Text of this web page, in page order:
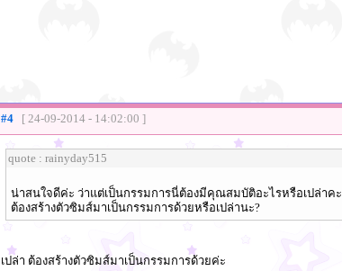
#4 [ 24-09-2014 - 14:02:00 ]
quote : rainyday515
น่าสนใจดีค่ะ ว่าแต่เป็นกรรมการนี่ต้องมีคุณสมบัติอะไรหรือเปล่าคะ
ต้องสร้างตัวซิมส์มาเป็นกรรมการด้วยหรือเปล่านะ?
เปล่า ต้องสร้างตัวซิมส์มาเป็นกรรมการด้วยค่ะ